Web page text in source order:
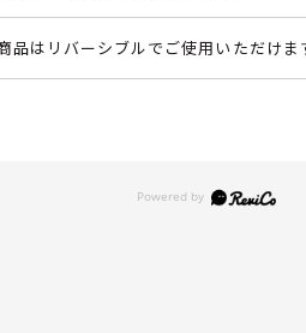
品はリバーシブルでご使用いただけま